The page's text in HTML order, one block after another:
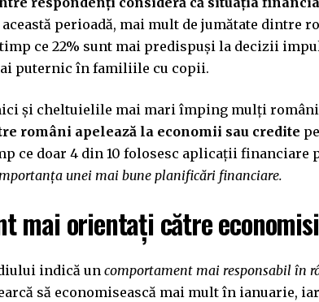
această perioadă, mai mult de jumătate dintre
ce 22% sunt mai predispuși la decizii
puternic în familiile cu copii.
și cheltuielile mai mari împing mulți români
români apelează la economii sau credite
ce doar 4 din 10 folosesc aplicații financiare
unei mai bune planificări financiare.
mai orientați către
indică un comportament mai responsabil în
să economisească mai mult în ianuarie,